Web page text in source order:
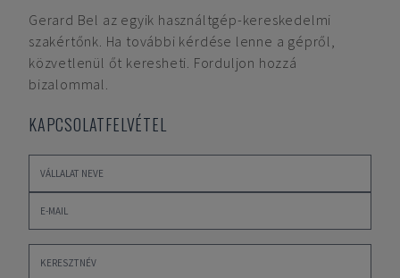
Gerard Bel az egyik használtgép-kereskedelmi
szakértőnk. Ha további kérdése lenne a gépről,
közvetlenül őt keresheti. Forduljon hozzá
bizalommal.
KAPCSOLATFELVÉTEL